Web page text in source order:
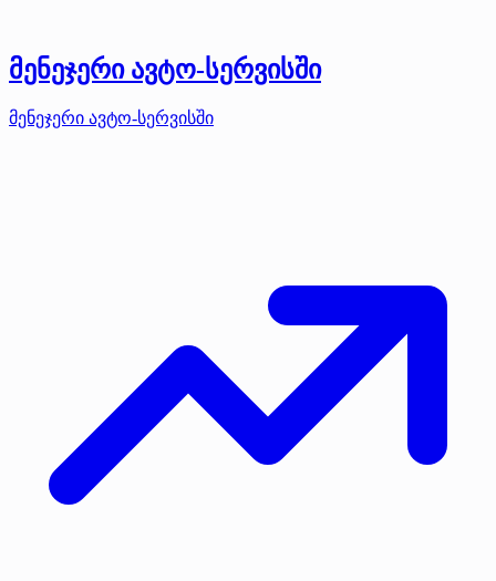
მენეჯერი ავტო-სერვისში
მენეჯერი ავტო-სერვისში